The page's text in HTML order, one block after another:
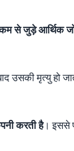
से जुड़े आर्थिक
मृत्यु हो
करती है। इससे